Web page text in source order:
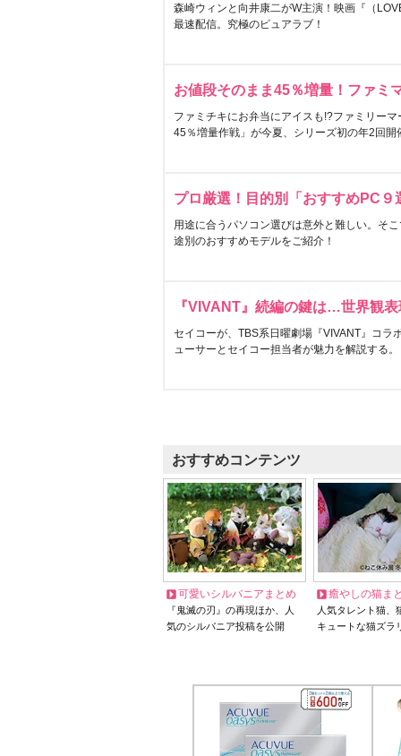
森崎ウィンと向井康二がW主演！映画『（
最速配信。究極のピュアラブ！
お値段そのまま45％増量！ファミ
ファミチキにお弁当にアイスも!?ファミリー
45％増量作戦」が今夏、シリーズ初の年2回開
プロ厳選！目的別「おすすめPC９
用途に合うパソコン選びは意外と難しい。そ
途別のおすすめモデルをご紹介！
『VIVANT』続編の鍵は…世界観
セイコーが、TBS系日曜劇場『VIVANT』コラ
ューサーとセイコー担当者が魅力を解説する。
おすすめコンテンツ
可愛いシルバニアまとめ
『鬼滅の刃』の再現ほか、人
気のシルバニア投稿を公開
癒やしの猫ま
人気タレント猫
キュートな猫ズラ